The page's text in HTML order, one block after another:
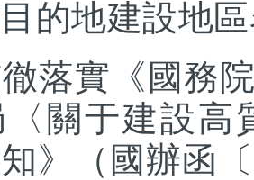
的地建設地
實《國務院
關于建設高
》（國辦函